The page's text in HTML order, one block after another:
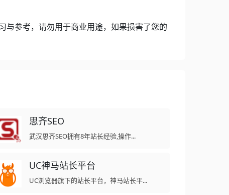
与参考，请勿用于商业用途，如果损害了您的
思齐SEO
武汉思齐SEO拥有8年站长经验,操作...
UC神马站长平台
UC浏览器旗下的站长平台，神马站长平...